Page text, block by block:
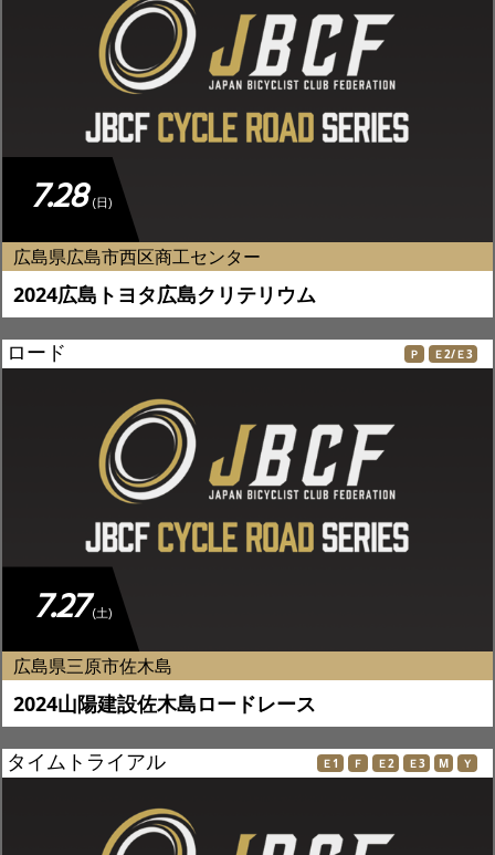
7.28 (日)
広島県広島市西区商工センター
2024広島トヨタ広島クリテリウム
ロード Ｐ Ｅ2/Ｅ3
7.27 (土)
広島県三原市佐木島
2024山陽建設佐木島ロードレース
タイムトライアル Ｅ1 Ｆ Ｅ2 Ｅ3 M Ｙ